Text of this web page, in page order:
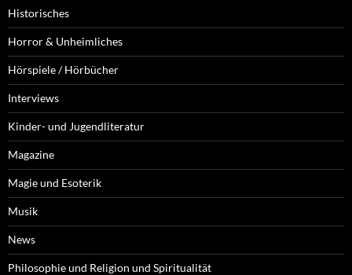
Historisches
Horror & Unheimliches
Hörspiele / Hörbücher
Interviews
Kinder- und Jugendliteratur
Magazine
Magie und Esoterik
Musik
News
Philosophie und Religion und Spiritualität